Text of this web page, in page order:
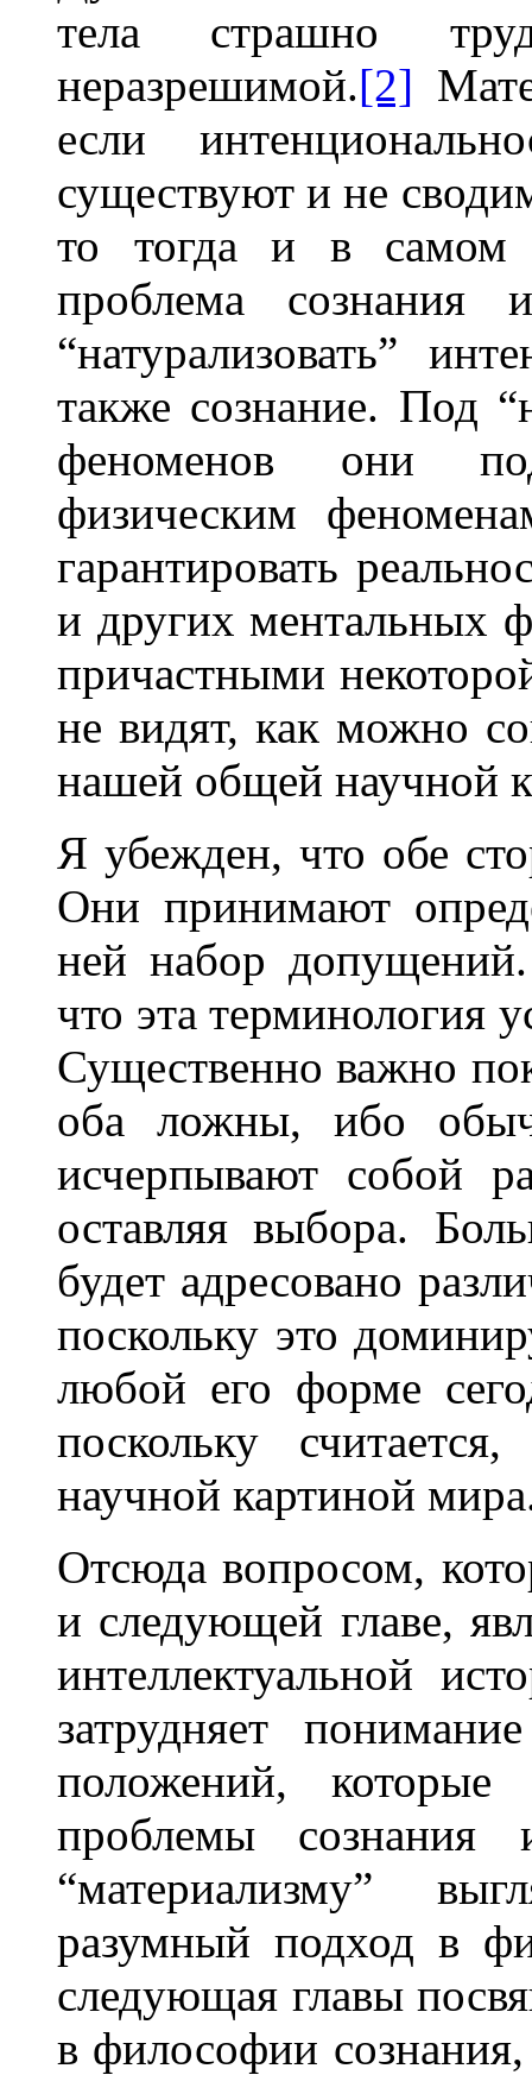
тела страшно
неразрешимой.[2]
если
существуют и не
то тогда и в самом
проблема
“натурализовать”
также сознание. Под
феноменов они
физическим
гарантировать
и других ментальных
причастными
не видят, как можно
нашей общей научной
Я убежден, что обе
Они принимают
ней набор
что эта терминология
Существенно важно
оба ложны, ибо
исчерпывают собой
оставляя выбора.
будет адресовано
поскольку это
любой его форме
поскольку
научной картиной
Отсюда вопросом,
и следующей главе,
интеллектуальной
затрудняет
положений,
проблемы сознания
“материализму”
разумный подход в
следующая главы
в философии